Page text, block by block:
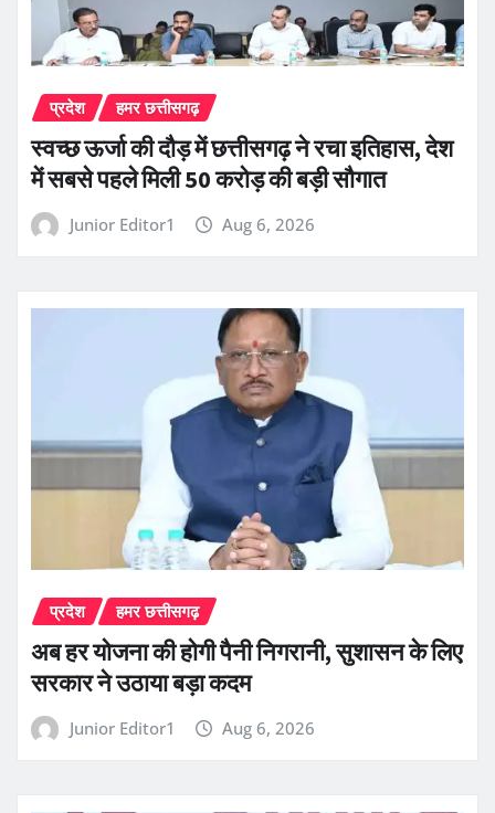
प्रदेश हमर छत्तीसगढ़
स्वच्छ ऊर्जा की दौड़ में छत्तीसगढ़ ने रचा इतिहास, देश
में सबसे पहले मिली 50 करोड़ की बड़ी सौगात
Junior Editor1 Aug 6, 2026
प्रदेश हमर छत्तीसगढ़
अब हर योजना की होगी पैनी निगरानी, सुशासन के लिए
सरकार ने उठाया बड़ा कदम
Junior Editor1 Aug 6, 2026